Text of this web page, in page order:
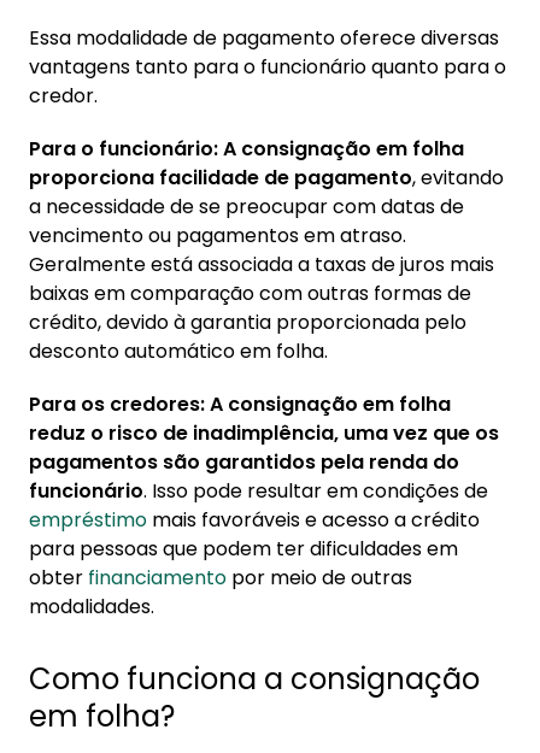
Essa modalidade de pagamento oferece diversas
vantagens tanto para o funcionário quanto para o
credor.
Para o funcionário:A consignação em folha
proporciona facilidade de pagamento, evitando
a necessidade de se preocupar com datas de
vencimento ou pagamentos em atraso.
Geralmente está associada a taxas de juros mais
baixas em comparação com outras formas de
crédito, devido à garantia proporcionada pelo
desconto automático em folha.
Para os credores:A consignação em folha
reduz o risco de inadimplência, uma vez que os
pagamentos são garantidos pela renda do
funcionário. Isso pode resultar em condições de
empréstimo mais favoráveis e acesso a crédito
para pessoas que podem ter dificuldades em
obter financiamento por meio de outras
modalidades.
Como funciona a consignação
em folha?